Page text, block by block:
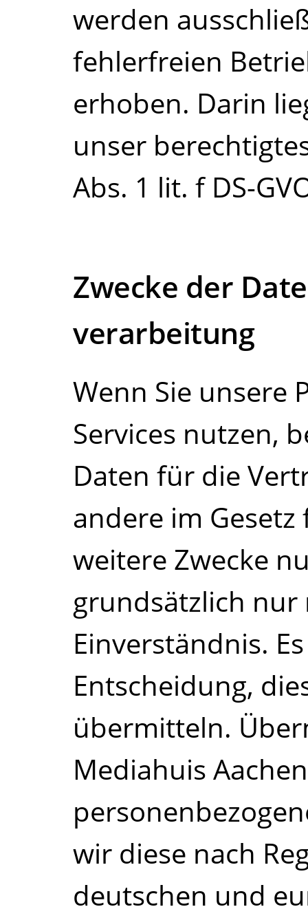
werden
fehlerfreien
erhoben. Darin
unser
Abs. 1 lit. f DS-
Zwecke der
verarbeitung
Wenn Sie unsere
Services nutzen,
Daten für die
andere im Gesetz
weitere Zwecke
grundsätzlich
Einverständnis.
Entscheidung,
übermitteln.
Mediahuis
wir diese nach
deutschen und